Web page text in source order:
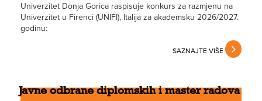
Univerzitet Donja Gorica raspisuje konkurs za razmjenu na
Univerzitet u Firenci (UNIFI), Italija za akademsku 2026/2027.
godinu:
SAZNAJTE VIŠE
Javne odbrane diplomskih i master radova